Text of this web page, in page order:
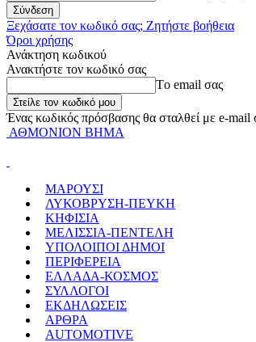
Ξεχάσατε τον κωδικό σας; Ζητήστε βοήθεια
Όροι χρήσης
Ανάκτηση κωδικού
Ανακτήστε τον κωδικό σας
Tο email σας
Ένας κωδικός πρόσβασης θα σταλθεί με e-mail
ΑΘΜΟΝΙΟΝ ΒΗΜΑ
ΜΑΡΟΥΣΙ
ΛΥΚΟΒΡΥΣΗ-ΠΕΥΚΗ
ΚΗΦΙΣΙΑ
ΜΕΛΙΣΣΙΑ-ΠΕΝΤΕΛΗ
ΥΠΟΛΟΙΠΟΙ ΔΗΜΟΙ
ΠΕΡΙΦΕΡΕΙΑ
ΕΛΛΑΔΑ-ΚΟΣΜΟΣ
ΣΥΛΛΟΓΟΙ
ΕΚΔΗΛΩΣΕΙΣ
ΑΡΘΡΑ
AUTOMOTIVE